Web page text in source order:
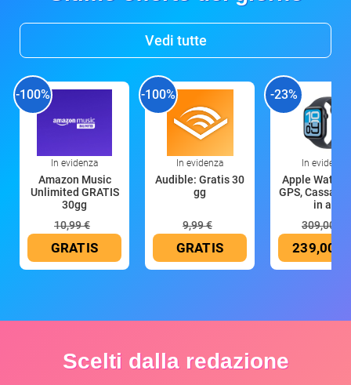
Vedi tutte
-100%
In evidenza
Amazon Music
Unlimited GRATIS
30gg
10,99 €
GRATIS
-100%
In evidenza
Audible: Gratis 30
gg
9,99 €
GRATIS
-23%
In evidenza
Apple Watch
GPS, Cassa
in all
309,00 €
239,00 €
Scelti dalla redazione